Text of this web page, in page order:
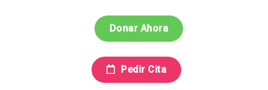
Donar Ahora
Pedir Cita